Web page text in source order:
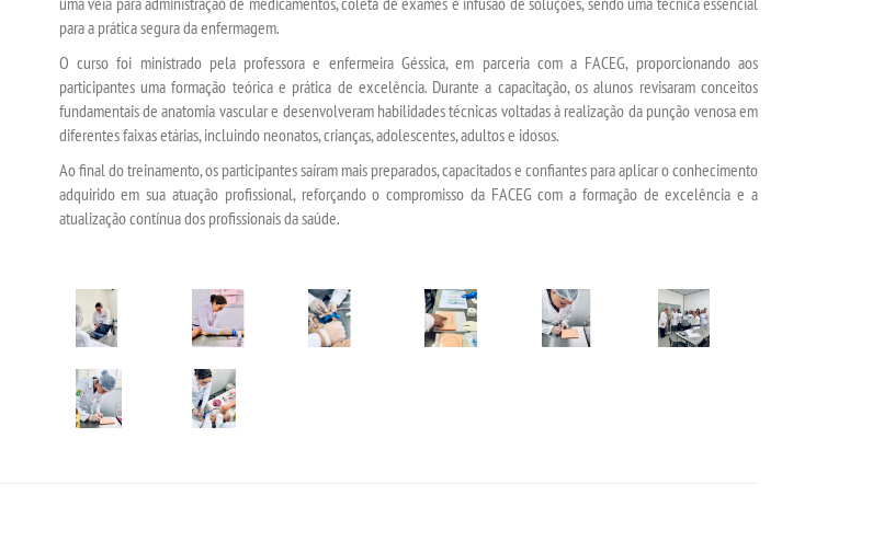
para a prática segura da enfermagem.
O curso foi ministrado pela professora e enfermeira Géssica, em parceria com a FACEG, proporcionando aos
participantes uma formação teórica e prática de excelência. Durante a capacitação, os alunos revisaram conceitos
fundamentais de anatomia vascular e desenvolveram habilidades técnicas voltadas à realização da punção venosa em
diferentes faixas etárias, incluindo neonatos, crianças, adolescentes, adultos e idosos.
Ao final do treinamento, os participantes saíram mais preparados, capacitados e confiantes para aplicar o conhecimento
adquirido em sua atuação profissional, reforçando o compromisso da FACEG com a formação de excelência e a
atualização contínua dos profissionais da saúde.